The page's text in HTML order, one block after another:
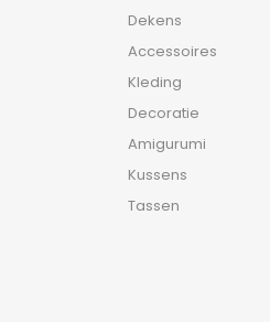
Dekens
Accessoires
Kleding
Decoratie
Amigurumi
Kussens
Tassen